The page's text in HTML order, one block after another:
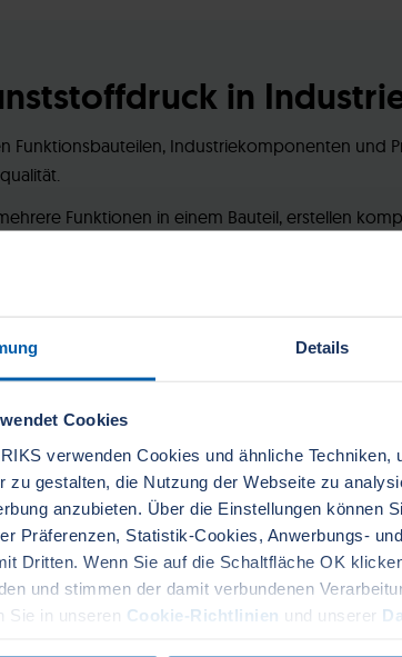
Details
Cookies
verwenden Cookies und ähnliche Techniken,
zu gestalten, die Nutzung der Webseite zu
anzubieten. Über die Einstellungen können
Präferenzen, Statistik-Cookies, Anwerbungs-
Dritten. Wenn Sie auf die Schaltfläche OK
und stimmen der damit verbundenen
Sie in unseren Cookie-Richtlinien und unserer
in
Funktionsbauteilen, Industriekomponenten und
Funktionen in einem Bauteil, erstellen
Wabenstrukturen für den Leichtbau. Alles ohne
Material aus. Sie benötigen eine 3D Datei in
100MB.
Bauteils schnell Rohdaten erzeugen, die